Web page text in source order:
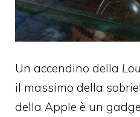
Un accendino della
il massimo della
della Apple è un